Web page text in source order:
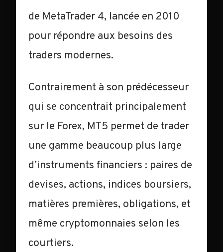
de MetaTrader 4, lancée en 2010
pour répondre aux besoins des
traders modernes.
Contrairement à son prédécesseur
qui se concentrait principalement
sur le Forex, MT5 permet de trader
une gamme beaucoup plus large
d’instruments financiers : paires de
devises, actions, indices boursiers,
matières premières, obligations, et
même cryptomonnaies selon les
courtiers.